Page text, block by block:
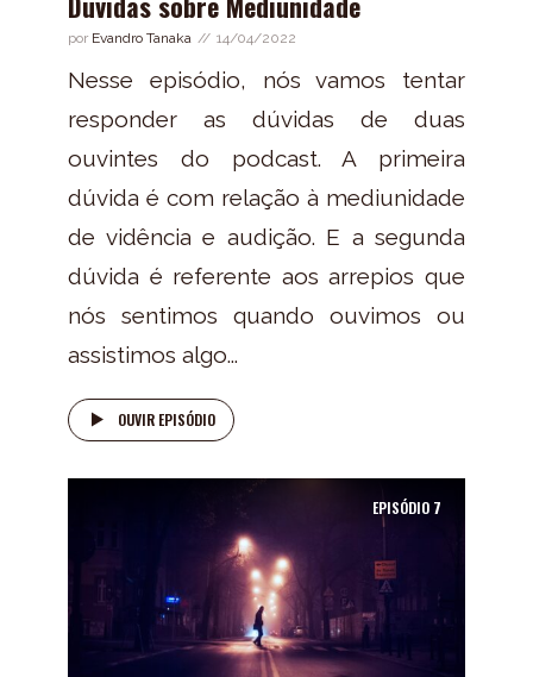
por Evandro Tanaka 14/04/2022
Nesse episódio, nós vamos tentar
responder as dúvidas de duas
ouvintes do podcast. A primeira
dúvida é com relação à mediunidade
de vidência e audição. E a segunda
dúvida é referente aos arrepios que
nós sentimos quando ouvimos ou
assistimos algo...
OUVIR EPISÓDIO
EPISÓDIO 7